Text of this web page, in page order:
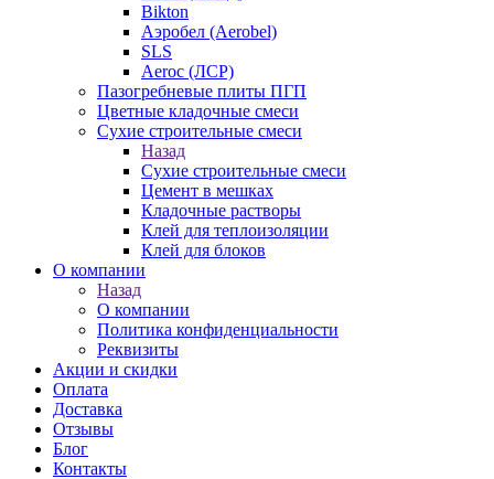
Bikton
Аэробел (Aerobel)
SLS
Aeroc (ЛСР)
Пазогребневые плиты ПГП
Цветные кладочные смеси
Сухие строительные смеси
Назад
Сухие строительные смеси
Цемент в мешках
Кладочные растворы
Клей для теплоизоляции
Клей для блоков
О компании
Назад
О компании
Политика конфиденциальности
Реквизиты
Акции и скидки
Оплата
Доставка
Отзывы
Блог
Контакты